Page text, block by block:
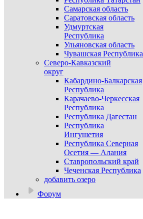
Самарская область
Саратовская область
Удмуртская
Республика
Ульяновская область
Чувашская Республика
Северо-Кавказский
округ
Кабардино-Балкарская
Республика
Карачаево-Черкесская
Республика
Республика Дагестан
Республика
Ингушетия
Республика Северная
Осетия — Алания
Ставропольский край
Чеченская Республика
добавить озеро
Форум